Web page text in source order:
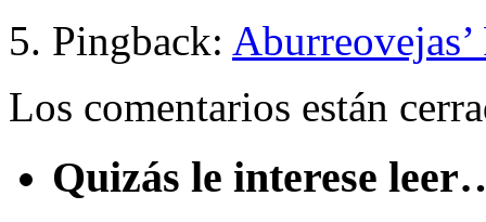
Pingback:
Los comentarios están
Quizás le interese